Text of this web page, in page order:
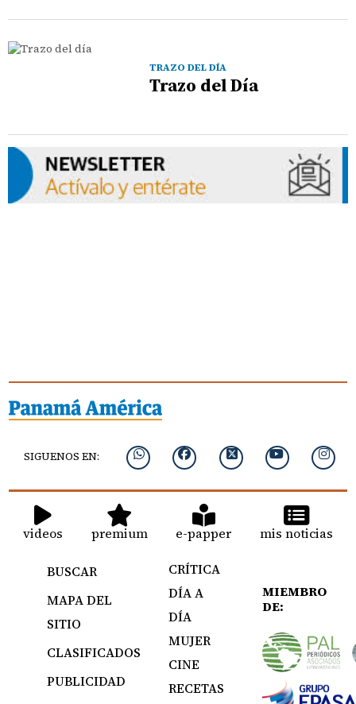
TRAZO DEL DÍA
Trazo del Día
SIGUENOS EN:
videos premium e-papper mis noticias
BUSCAR
MAPA DEL
SITIO
CLASIFICADOS
PUBLICIDAD
CRÍTICA
DÍA A
DÍA
MUJER
CINE
RECETAS
MIEMBRO
DE: